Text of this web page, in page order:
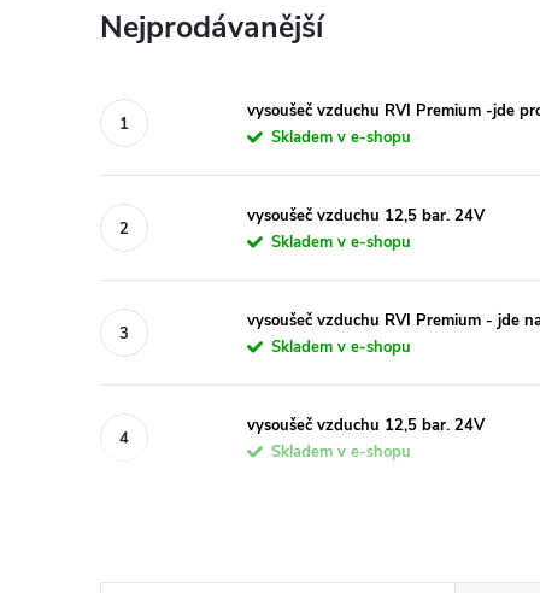
Nejprodávanější
vysoušeč vzduchu RVI Premium -jde
Skladem v e-shopu
vysoušeč vzduchu 12,5 bar. 24V
Skladem v e-shopu
vysoušeč vzduchu RVI Premium - jde
Skladem v e-shopu
vysoušeč vzduchu 12,5 bar. 24V
Skladem v e-shopu